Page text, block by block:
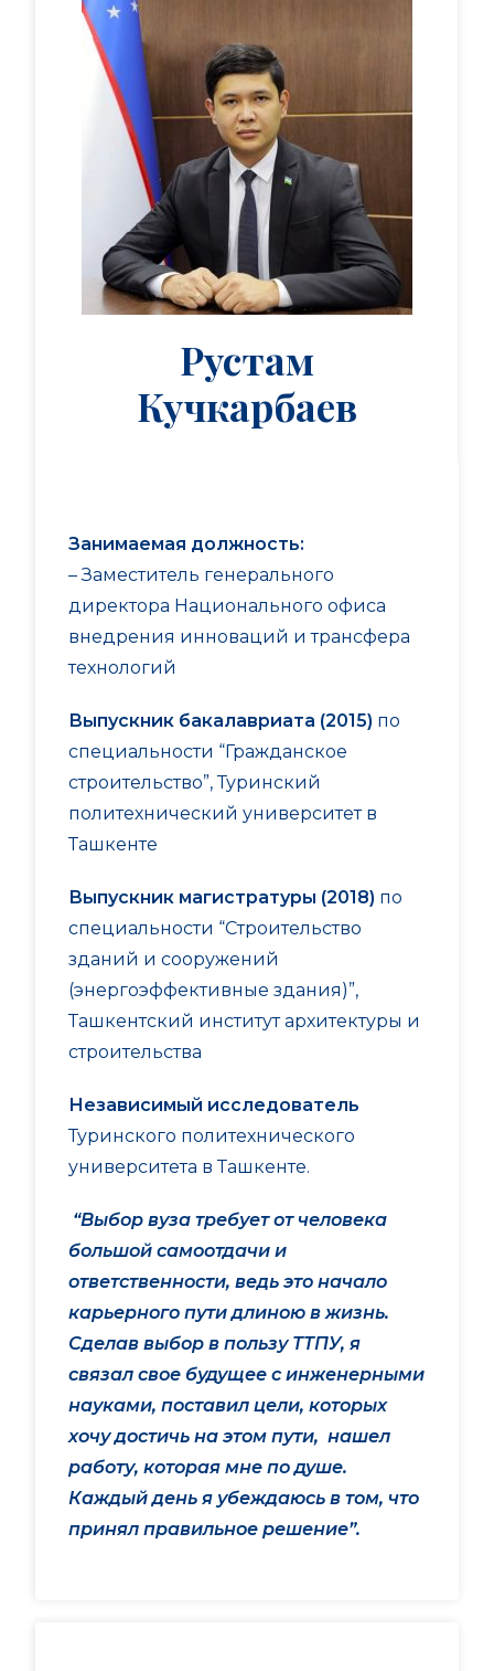
Рустам
Кучкарбаев
Занимаемая должность:
– Заместитель генерального
директора Национального офиса
внедрения инноваций и трансфера
технологий
Выпускник бакалавриата (2015) по
специальности “Гражданское
строительство”, Туринский
политехнический университет в
Ташкенте
Выпускник магистратуры (2018) по
специальности “Строительство
зданий и сооружений
(энергоэффективные здания)”,
Ташкентский институт архитектуры и
строительства
Независимый исследователь
Туринского политехнического
университета в Ташкенте.
“Выбор вуза требует от человека
большой самоотдачи и
ответственности, ведь это начало
карьерного пути длиною в жизнь.
Сделав выбор в пользу ТТПУ, я
связал свое будущее с инженерными
науками, поставил цели, которых
хочу достичь на этом пути, нашел
работу, которая мне по душе.
Каждый день я убеждаюсь в том, что
принял правильное решение”.